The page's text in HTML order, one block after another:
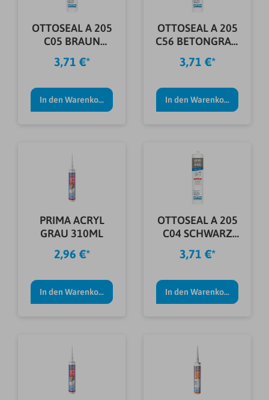
OTTOSEAL A 205
C05 BRAUN
310ML
3,71 €*
In den Warenkorb
OTTOSEAL A 205
C56 BETONGRAU
310ML
3,71 €*
In den Warenkorb
PRIMA ACRYL
GRAU 310ML
2,96 €*
In den Warenkorb
OTTOSEAL A 205
C04 SCHWARZ
310ML
3,71 €*
In den Warenkorb